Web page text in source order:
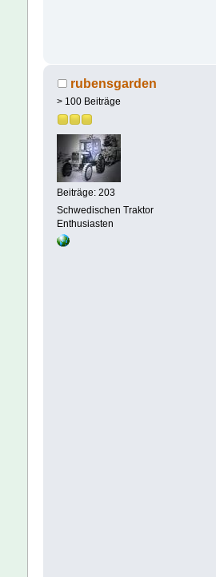
rubensgarden
> 100 Beiträge
Beiträge: 203
Schwedischen Traktor
Enthusiasten